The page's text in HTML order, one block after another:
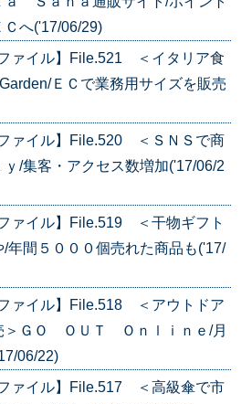
へ('17/06/29)
ァイル】File.521 ＜イタリア食
ＥＣで業務用サイズを販売
ァイル】File.520 ＜ＳＮＳで商
/集客・アクセス数増加('17/06/2
ァイル】File.519 ＜干物ギフト
年間５０００個売れた商品も('17/
ァイル】File.518 ＜アウトドア
＞ＧＯ ＯＵＴ Ｏｎｌｉｎｅ/月
06/22)
ァイル】File.517 ＜高級傘で市